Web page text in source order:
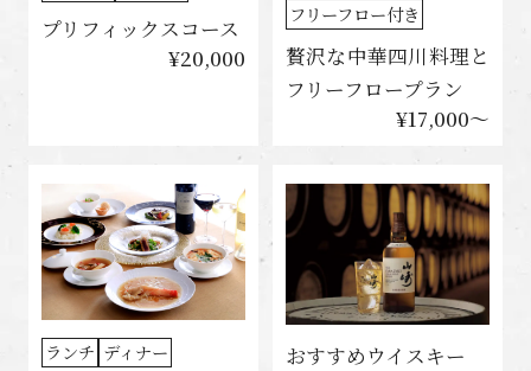
プリフィックスコース
¥20,000
フリーフロー付き
贅沢な中華四川料理と
フリーフロープラン
¥17,000〜
ランチ ディナー おすすめウイスキー